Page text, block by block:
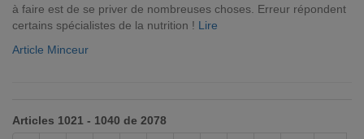
à faire est de se priver de nombreuses choses. Erreur répondent
certains spécialistes de la nutrition ! Lire
Article Minceur
Articles 1021 - 1040 de 2078